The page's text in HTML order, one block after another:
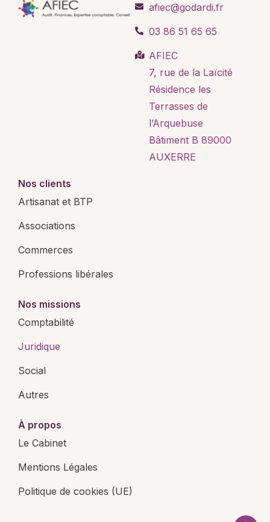
afiec@godardi.fr
03 86 51 65 65
AFIEC
7, rue de la Laïcité
Résidence les
Terrasses de
l’Arquebuse
Bâtiment B 89000
AUXERRE
Nos clients
Artisanat et BTP
Associations
Commerces
Professions libérales
Nos missions
Comptabilité
Juridique
Social
Autres
À propos
Le Cabinet
Mentions Légales
Politique de cookies (UE)